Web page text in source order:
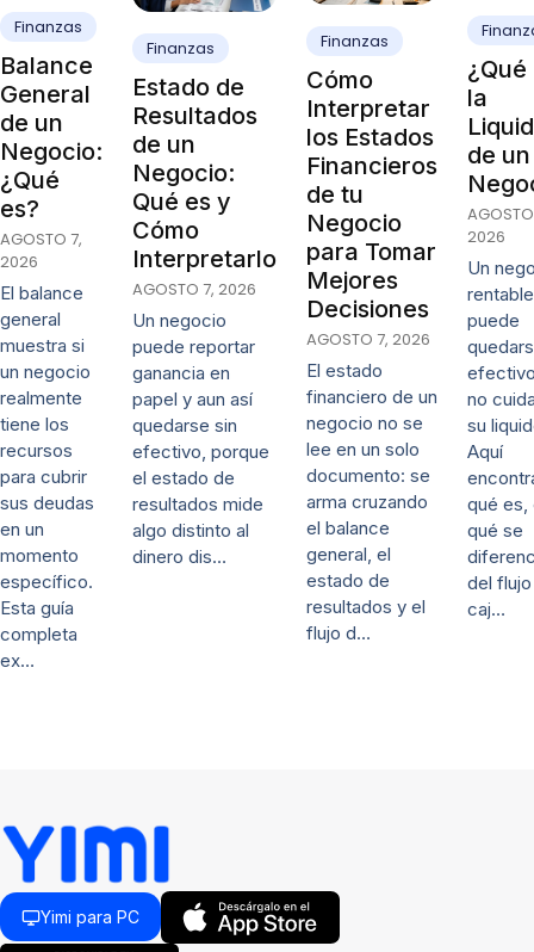
Finanzas
Balance
General
de un
Negocio:
¿Qué
es?
AGOSTO 7,
2026
El balance
general
muestra si
un negocio
realmente
tiene los
recursos
para cubrir
sus deudas
en un
momento
específico.
Esta guía
completa
ex…
Finanzas
Estado de
Resultados
de un
Negocio:
Qué es y
Cómo
Interpretarlo
AGOSTO 7, 2026
Un negocio
puede reportar
ganancia en
papel y aun así
quedarse sin
efectivo, porque
el estado de
resultados mide
algo distinto al
dinero dis…
Finanzas
Cómo
Interpretar
los Estados
Financieros
de tu
Negocio
para Tomar
Mejores
Decisiones
AGOSTO 7, 2026
El estado
financiero de un
negocio no se
lee en un solo
documento: se
arma cruzando
el balance
general, el
estado de
resultados y el
flujo d…
¿Qué
la
de un
2026
Un
rentable
puede
no
su
Aquí
qué es,
qué se
del
caj…
Yimi para PC